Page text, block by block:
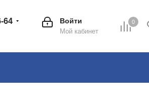
0
Войти
Мой кабинет
64